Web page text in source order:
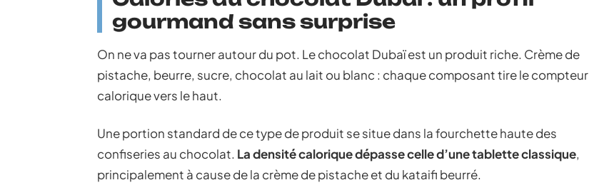
gourmand sans surprise
On ne va pas tourner autour du pot. Le chocolat Dubaï est un produit riche. Crème de
pistache, beurre, sucre, chocolat au lait ou blanc : chaque composant tire le compteur
calorique vers le haut.
Une portion standard de ce type de produit se situe dans la fourchette haute des
confiseries au chocolat. La densité calorique dépasse celle d’une tablette classique,
principalement à cause de la crème de pistache et du kataifi beurré.